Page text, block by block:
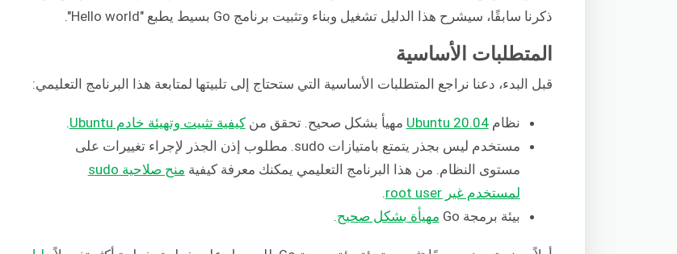
ذكرنا سابقًا، سيشرح هذا الدليل تشغيل وبناء وتثبيت برنامج Go بسيط يطبع "Hello world".
المتطلبات الأساسية
قبل البدء، دعنا نراجع المتطلبات الأساسية التي ستحتاج إلى تلبيتها لمتابعة هذا البرنامج التعليمي:
نظامUbuntu 20.04 مهيأ بشكل صحيح. تحقق منكيفية تثبيت وتهيئة خادم Ubuntu
مستخدم ليس بجذر يتمتع بامتيازات sudo. مطلوب إذن الجذر لإجراء تغييرات على
مستوى النظام. من هذا البرنامج التعليمي يمكنك معرفة كيفية
منح صلاحية sudo
لمستخدم غير
root user
بيئة برمجة Go
مهيأة بشكل صحيح